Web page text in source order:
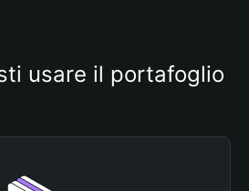
usare il portafoglio